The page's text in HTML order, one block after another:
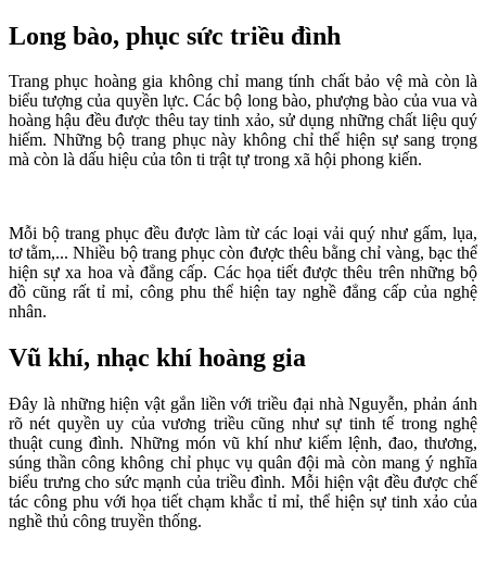
Long bào, phục sức triều đình
Trang phục hoàng gia không chỉ mang tính chất bảo vệ mà còn là
biểu tượng của quyền lực. Các bộ long bào, phượng bào của vua và
hoàng hậu đều được thêu tay tinh xảo, sử dụng những chất liệu quý
hiếm. Những bộ trang phục này không chỉ thể hiện sự sang trọng
mà còn là dấu hiệu của tôn ti trật tự trong xã hội phong kiến.
Mỗi bộ trang phục đều được làm từ các loại vải quý như gấm, lụa,
tơ tằm,... Nhiều bộ trang phục còn được thêu bằng chỉ vàng, bạc thể
hiện sự xa hoa và đẳng cấp. Các họa tiết được thêu trên những bộ
đồ cũng rất tỉ mỉ, công phu thể hiện tay nghề đẳng cấp của nghệ
nhân.
Vũ khí, nhạc khí hoàng gia
Đây là những hiện vật gắn liền với triều đại nhà Nguyễn, phản ánh
rõ nét quyền uy của vương triều cũng như sự tinh tế trong nghệ
thuật cung đình. Những món vũ khí như kiếm lệnh, đao, thương,
súng thần công không chỉ phục vụ quân đội mà còn mang ý nghĩa
biểu trưng cho sức mạnh của triều đình. Mỗi hiện vật đều được chế
tác công phu với họa tiết chạm khắc tỉ mỉ, thể hiện sự tinh xảo của
nghề thủ công truyền thống.